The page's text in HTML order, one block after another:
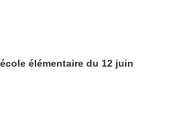
élémentaire du 12 juin